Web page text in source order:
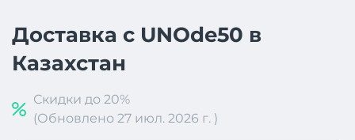
Доставка с UNOde50 в
Казахстан
Скидки до 20%
(Обновлено 27 июл. 2026 г. )